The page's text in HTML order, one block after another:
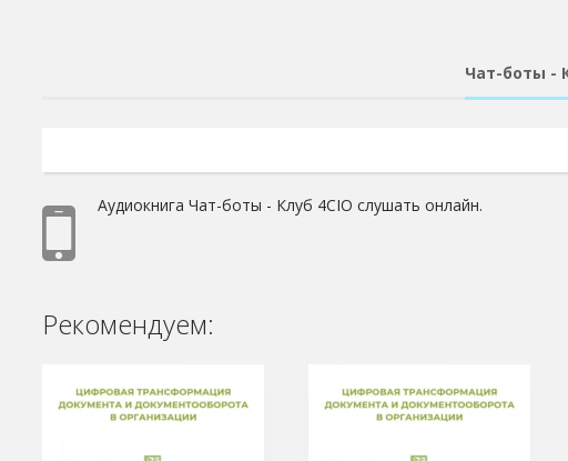
Чат-боты -
Аудиокнига Чат-боты - Клуб 4CIO слушать онлайн.
Рекомендуем: